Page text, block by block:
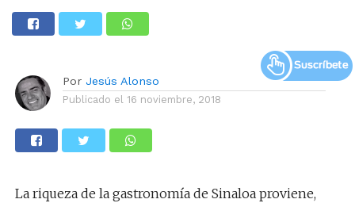
Por Jesús Alonso
Publicado el 16 noviembre, 2018
La riqueza de la gastronomía de Sinaloa proviene,